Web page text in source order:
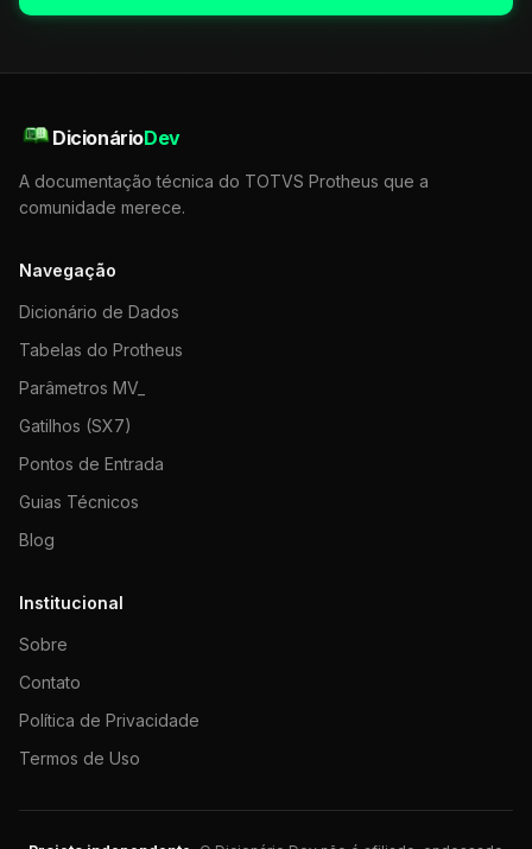
DicionárioDev
A documentação técnica do TOTVS Protheus que a
comunidade merece.
Navegação
Dicionário de Dados
Tabelas do Protheus
Parâmetros MV_
Gatilhos (SX7)
Pontos de Entrada
Guias Técnicos
Blog
Institucional
Sobre
Contato
Política de Privacidade
Termos de Uso